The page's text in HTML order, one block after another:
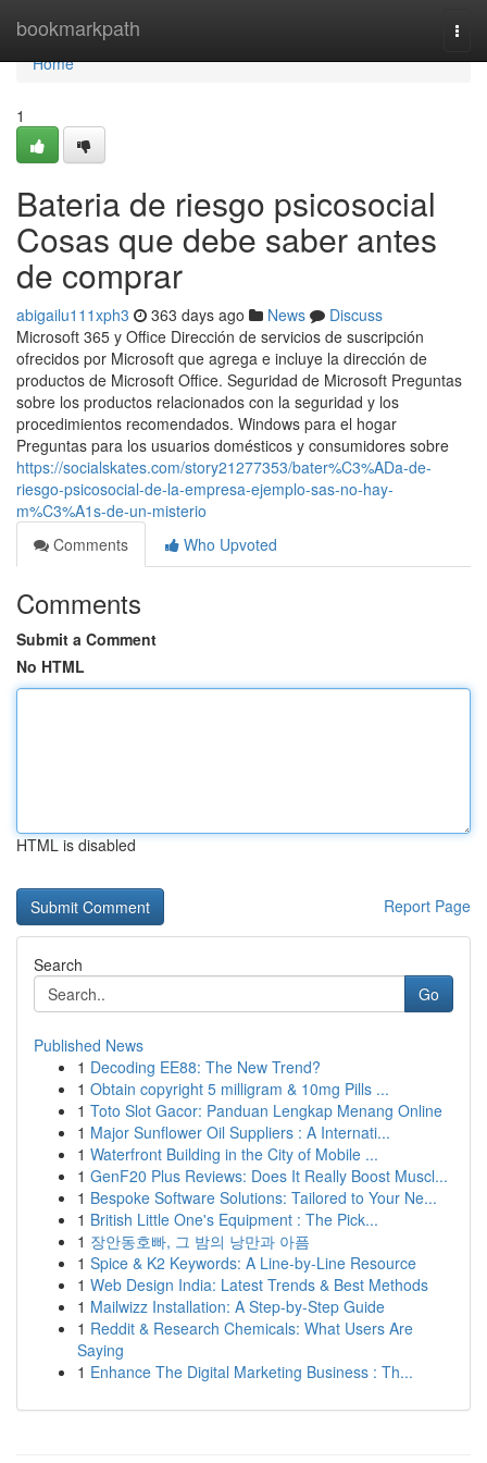
bookmarkpath
Home
Home
1
Bateria de riesgo psicosocial
Cosas que debe saber antes
de comprar
abigailu111xph3 363 days ago News
Discuss
Microsoft 365 y Office Dirección de servicios de suscripción
ofrecidos por Microsoft que agrega e incluye la dirección de
productos de Microsoft Office. Seguridad de Microsoft Preguntas
sobre los productos relacionados con la seguridad y los
procedimientos recomendados. Windows para el hogar
Preguntas para los usuarios domésticos y consumidores sobre
https://socialskates.com/story21277353/bater%C3%ADa-de-
riesgo-psicosocial-de-la-empresa-ejemplo-sas-no-hay-
m%C3%A1s-de-un-misterio
Comments
Who Upvoted
Comments
Submit a Comment
No HTML
HTML is disabled
Report Page
Search
Go
Published News
1 Decoding EE88: The New Trend?
1 Obtain copyright 5 milligram & 10mg Pills ...
1 Toto Slot Gacor: Panduan Lengkap Menang Online
1 Major Sunflower Oil Suppliers : A Internati...
1 Waterfront Building in the City of Mobile ...
1 GenF20 Plus Reviews: Does It Really Boost Muscl...
1 Bespoke Software Solutions: Tailored to Your Ne...
1 British Little One's Equipment : The Pick...
1 장안동호빠, 그 밤의 낭만과 아픔
1 Spice & K2 Keywords: A Line-by-Line Resource
1 Web Design India: Latest Trends & Best Methods
1 Mailwizz Installation: A Step-by-Step Guide
1 Reddit & Research Chemicals: What Users Are
Saying
1 Enhance The Digital Marketing Business : Th...